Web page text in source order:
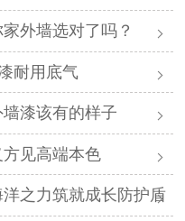
外墙选对了吗？
耐用底气
漆该有的样子
见高端本色
之力筑就成长防护盾